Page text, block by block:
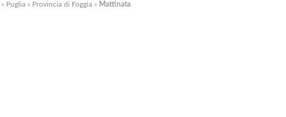
» Puglia » Provincia di Foggia » Mattinata